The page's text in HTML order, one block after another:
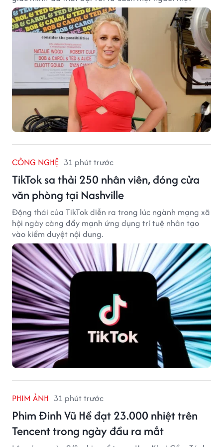
CÔNG NGHỆ 31 phút trước
TikTok sa thải 250 nhân viên, đóng cửa
văn phòng tại Nashville
Động thái của TikTok diễn ra trong lúc ngành mạng xã
hội ngày càng đẩy mạnh ứng dụng trí tuệ nhân tạo
vào kiểm duyệt nội dung.
PHIM ẢNH 31 phút trước
Phim Đinh Vũ Hề đạt 23.000 nhiệt trên
Tencent trong ngày đầu ra mắt